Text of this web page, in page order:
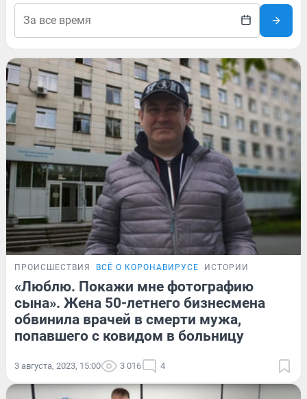
ПРОИСШЕСТВИЯ ВСЁ О КОРОНАВИРУСЕ ИСТОРИИ
«Люблю. Покажи мне фотографию
сына». Жена 50-летнего бизнесмена
обвинила врачей в смерти мужа,
попавшего с ковидом в больницу
3 августа, 2023, 15:00 3 016 4